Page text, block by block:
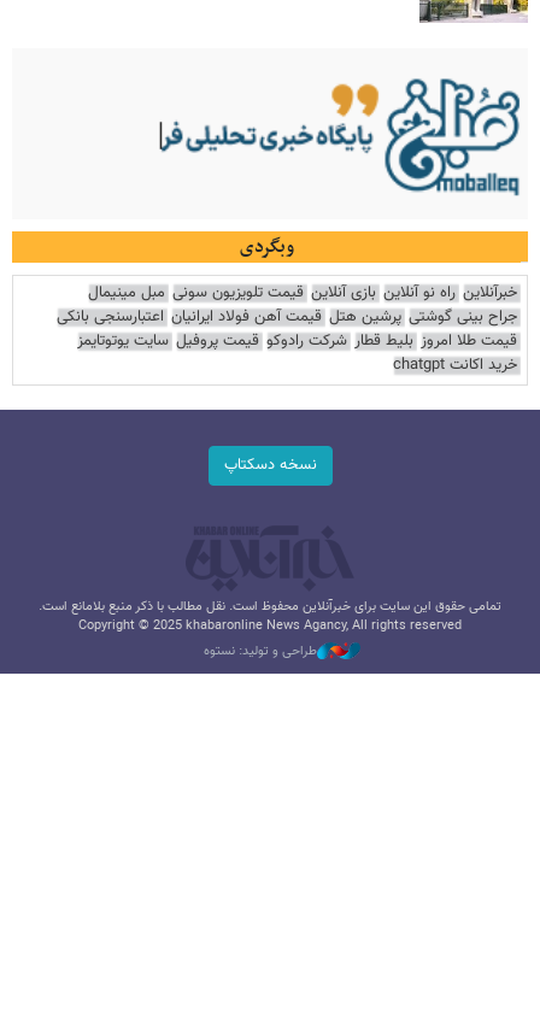
وبگردی
خبرآنلاین راه نو آنلاین بازی آنلاین قیمت تلویزیون سونی مبل مینیمال
جراح بینی گوشتی پرشین هتل قیمت آهن فولاد ایرانیان اعتبارسنجی بانکی
قیمت طلا امروز بلیط قطار شرکت رادوکو قیمت پروفیل سایت یوتوتایمز
خرید اکانت chatgpt
نسخه دسکتاپ
تمامی حقوق این سایت برای خبرآنلاین محفوظ است. نقل مطالب با ذکر منبع بلامانع است.
Copyright © 2025 khabaronline News Agancy, All rights reserved
طراحی و تولید: نستوه